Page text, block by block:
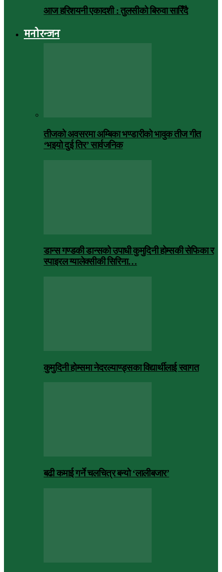
आज हरिशयनी एकादशी : तुलसीको बिरुवा सारिँदै
मनोरन्जन
तीजको अवसरमा अम्बिका भण्डारीको भावुक तीज गीत
‘भइयो दुई तिर’ सार्वजनिक
डान्स गण्डकी डान्सको उपाधी कुमुदिनी होम्सकी सेफिका र
स्पाइरल ग्यालेक्सीकी सिरिना…
कुमुदिनी होम्समा नेदरल्याण्ड्सका विद्यार्थीलाई स्वागत
बढी कमाई गर्ने चलचित्र बन्यो ‘लालीबजार’